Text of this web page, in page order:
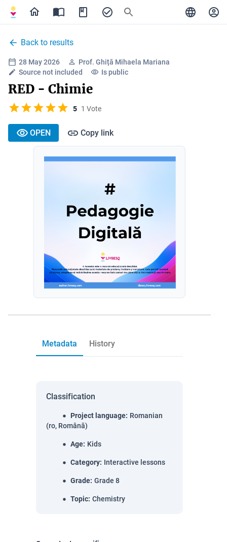
Back to results
28 May 2026
Prof. Ghiță Mihaela Mariana
Source not included
Is public
RED - Chimie
5 1 Vote
OPEN Copy link
Metadata History
Classification
Project language: Romanian
(ro, Română)
Age: Kids
Category: Interactive lessons
Grade: Grade 8
Topic: Chemistry